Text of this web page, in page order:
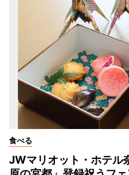
食べる
JWマリオット・ホテル